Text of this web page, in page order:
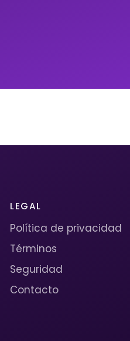
LEGAL
Política de privacidad
Términos
Seguridad
Contacto